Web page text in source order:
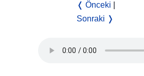
❬ Önceki
Sonraki ❭